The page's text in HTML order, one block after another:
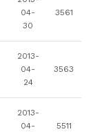
04-
30
3561
2013-
04-
24
3563
2013-
04-
5511